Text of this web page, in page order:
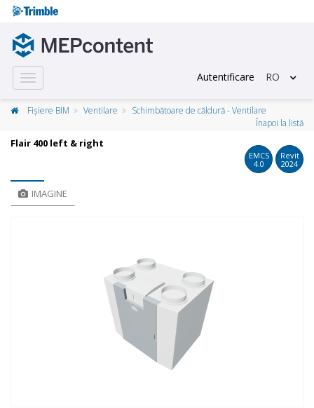
Toggle
navigation
Autentificare RO
Fișiere BIM Ventilare
Schimbătoare de căldură - Ventilare
Înapoi la listă
Flair 400 left & right
EMCS
4.0
Revit
2024
IMAGINE